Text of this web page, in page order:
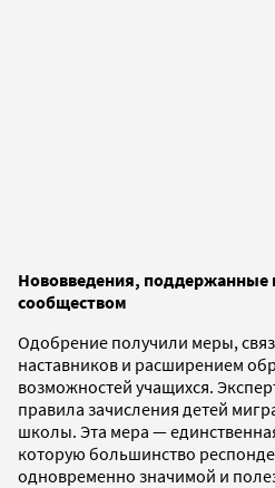
Нововведения,
сообществом
Одобрение получили меры,
наставников и расширением
возможностей учащихся.
правила зачисления детей
школы. Эта мера —
которую большинство
одновременно значимой и